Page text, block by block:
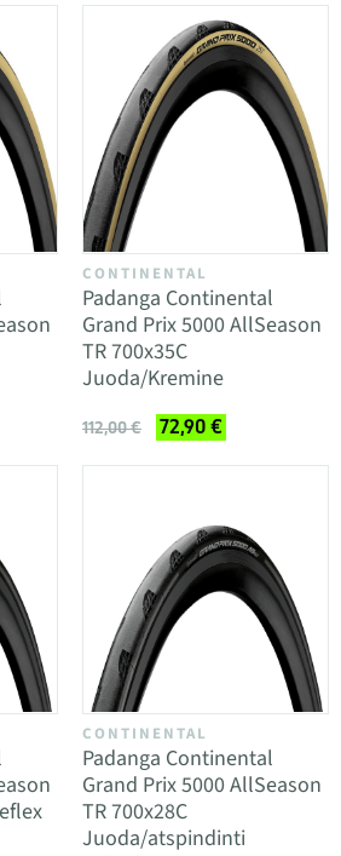
CONTINENTAL
Padanga Continental
Grand Prix 5000 AllSeason
TR 700x35C
Juoda/Kremine
112,00 € 72,90 €
CONTINENTAL
Padanga Continental
Grand Prix 5000 AllSeason
TR 700x28C
Juoda/atspindinti